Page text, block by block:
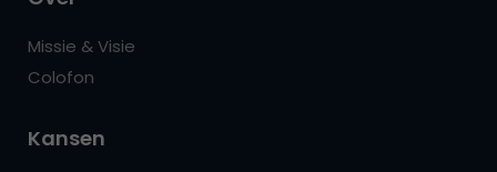
Missie & Visie
Colofon
Kansen